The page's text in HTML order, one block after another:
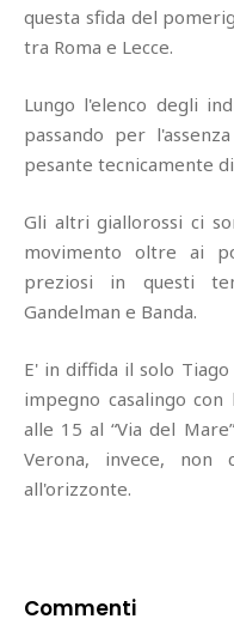
questa sfida del
tra Roma e Lecce.
Lungo l'elenco degli
passando per
pesante tecnicamente
Gli altri giallorossi ci
movimento oltre ai
preziosi in questi
Gandelman e Banda.
E' in diffida il solo
impegno casalingo
alle 15 al “Via del
Verona, invece,
all'orizzonte.
Commenti